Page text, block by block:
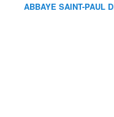
ABBAYE SAINT-PAUL